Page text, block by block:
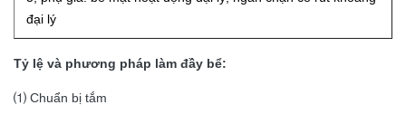
đại lý
Tỷ lệ và phương pháp làm đầy bể:
⑴ Chuẩn bị tắm